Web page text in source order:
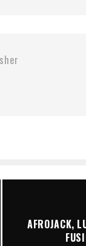
AFROJACK,